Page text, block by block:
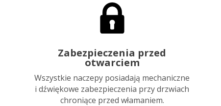
Zabezpieczenia przed
otwarciem
Wszystkie naczepy posiadają mechaniczne
i dźwiękowe zabezpieczenia przy drzwiach
chroniące przed włamaniem.